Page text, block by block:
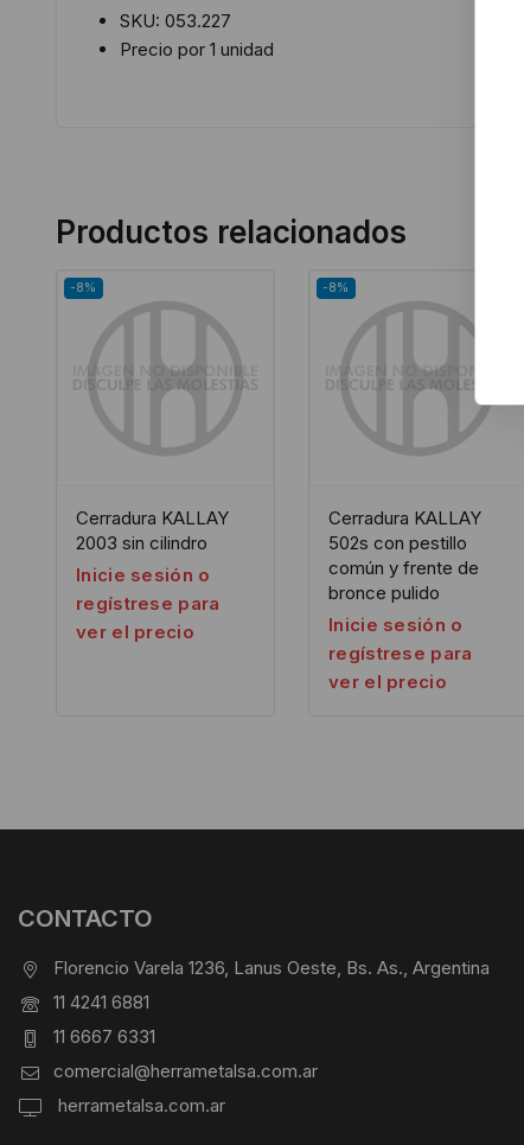
SKU: 053.227
Precio por 1 unidad
Productos relacionados
-8%
Cerradura KALLAY
2003 sin cilindro
Inicie sesión o
regístrese para
ver el precio
-8%
Cerradura KALLAY
502s con pestillo
común y frente de
bronce pulido
Inicie sesión o
regístrese para
ver el precio
CONTACTO
Florencio Varela 1236, Lanus Oeste, Bs. As., Argentina
11 4241 6881
11 6667 6331
comercial@herrametalsa.com.ar
herrametalsa.com.ar